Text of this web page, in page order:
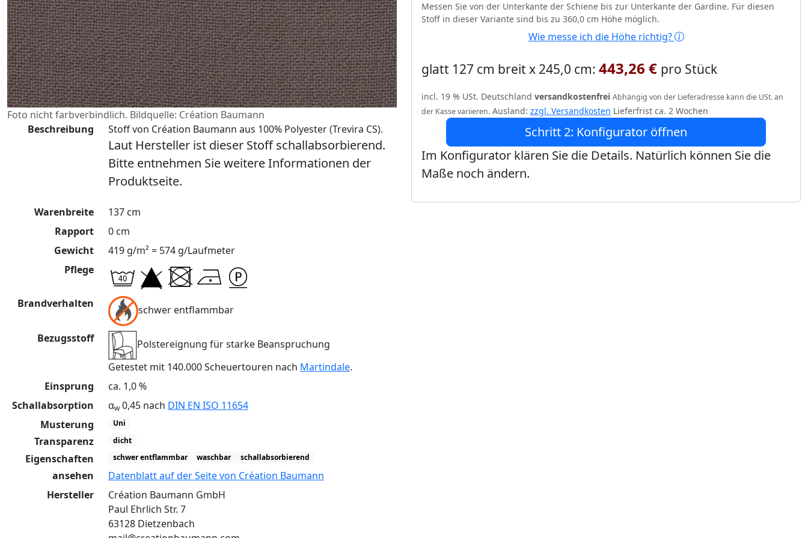
Foto nicht farbverbindlich. Bildquelle: Création Baumann
Beschreibung
Stoff von Création Baumann aus 100% Polyester (Trevira CS).
Laut Hersteller ist dieser Stoff schallabsorbierend.
Bitte entnehmen Sie weitere Informationen der
Produktseite.
Warenbreite
137 cm
Rapport
0 cm
Gewicht
419 g/m² = 574 g/Laufmeter
Pflege
Brandverhalten
schwer entflammbar
Bezugsstoff
Polstereignung für starke Beanspruchung
Getestet mit 140.000 Scheuertouren nach Martindale.
Einsprung
ca. 1,0 %
Schallabsorption
αw0,45 nach DIN EN ISO 11654
Musterung
Uni
Transparenz dicht
Eigenschaften schwer entflammbar waschbar schallabsorbierend
ansehen
Datenblatt auf der Seite von Création Baumann
Hersteller
Création Baumann GmbH
Paul Ehrlich Str. 7
63128 Dietzenbach
Messen Sie von der Unterkante der Schiene bis zur Unterkante der Gardine. Für diesen
Stoff in dieser Variante sind bis zu 360,0 cm Höhe möglich.
Wie messe ich die Höhe richtig?
glatt 127 cm breit x 245,0 cm: 443,26 € pro Stück
incl. 19 % USt. Deutschland versandkostenfrei Abhängig von der Lieferadresse kann die USt. an
der Kasse variieren. Ausland: zzgl. Versandkosten Lieferfrist ca. 2 Wochen
Schritt 2: Konfigurator öffnen
Im Konfigurator klären Sie die Details. Natürlich können Sie die
Maße noch ändern.